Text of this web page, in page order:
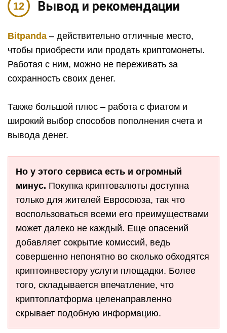
Вывод и рекомендации
Bitpanda – действительно отличные место,
чтобы приобрести или продать криптомонеты.
Работая с ним, можно не переживать за
сохранность своих денег.
Также большой плюс – работа с фиатом и
широкий выбор способов пополнения счета и
вывода денег.
Но у этого сервиса есть и огромный
минус. Покупка криптовалюты доступна
только для жителей Евросоюза, так что
воспользоваться всеми его преимуществами
может далеко не каждый. Еще опасений
добавляет сокрытие комиссий, ведь
совершенно непонятно во сколько обходятся
криптоинвестору услуги площадки. Более
того, складывается впечатление, что
криптоплатформа целенаправленно
скрывает подобную информацию.